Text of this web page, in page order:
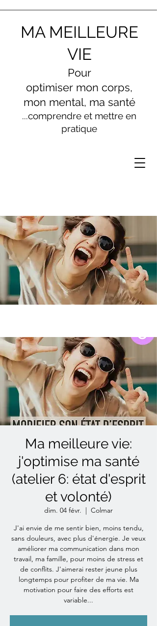
MA MEILLEURE
VIE
Pour
optimiser mon corps,
mon mental, ma santé
...comprendre et mettre en
pratique
Ma meilleure vie:
j'optimise ma santé
(atelier 6: état d'esprit
et volonté)
dim. 04 févr.
  |
Colmar
J'ai envie de me sentir bien, moins tendu,
sans douleurs, avec plus d'énergie. Je veux
améliorer ma communication dans mon
travail, ma famille, pour moins de stress et
de conflits. J'aimerai rester jeune plus
longtemps pour profiter de ma vie. Ma
motivation pour faire des efforts est
variable...